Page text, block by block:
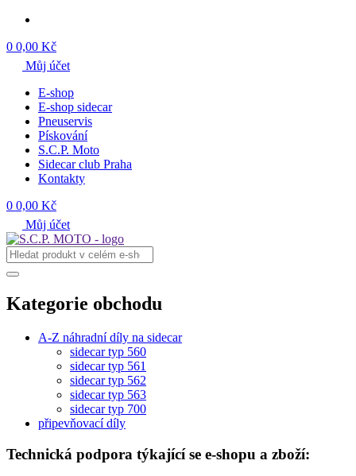
0 0,00 Kč
Můj účet
E-shop
E-shop sidecar
Pneuservis
Pískování
S.C.P. Moto
Sidecar club Praha
Kontakty
0 0,00 Kč
Můj účet
Kategorie obchodu
A-Z náhradní díly na sidecar
sidecar typ 560
sidecar typ 561
sidecar typ 562
sidecar typ 563
sidecar typ 700
připevňovací díly
Technická podpora týkající se e-shopu a zboží: